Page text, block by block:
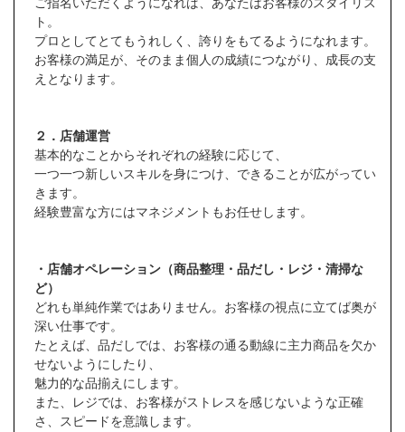
ト。
プロとしてとてもうれしく、誇りをもてるようになれます。
お客様の満足が、そのまま個人の成績につながり、成長の支
えとなります。
２．店舗運営
基本的なことからそれぞれの経験に応じて、
一つ一つ新しいスキルを身につけ、できることが広がってい
きます。
経験豊富な方にはマネジメントもお任せします。
・店舗オペレーション（商品整理・品だし・レジ・清掃な
ど）
どれも単純作業ではありません。お客様の視点に立てば奥が
深い仕事です。
たとえば、品だしでは、お客様の通る動線に主力商品を欠か
せないようにしたり、
魅力的な品揃えにします。
また、レジでは、お客様がストレスを感じないような正確
さ、スピードを意識します。